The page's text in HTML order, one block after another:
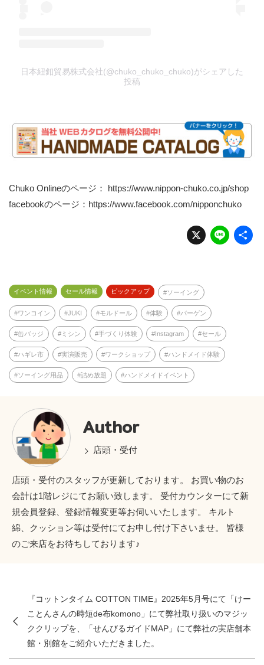
日本紐釦貿易株式会社(@chuko_chuko_chuko)がシェアした
投稿
Chuko Onlineのページ： https://www.nippon-chuko.co.jp/shop
facebookのページ： https://www.facebook.com/nipponchuko
X Li
n
イベント情報 セール情報 ピックアップ ソーイング
ワンコイン JUKI モルドール 体験 バーゲン
缶バッジ ミシン 手づくり体験 Instagram セール
ハギレ市 実演販売 ワークショップ ハンドメイド体験
ソーイング用品 詰め放題 ハンドメイドイベント
Author
店頭・受付
店頭・受付のスタッフが更新しております。 お買い物のお
会計は1階レジにてお願い致します。 受付カウンターにて新
規会員登録、登録情報変更等お伺いいたします。 キルト
綿、クッション等は受付にてお申し付け下さいませ。 皆様
のご来店をお待ちしております♪
『コットンタイム COTTON TIME』2025年5月号にて「けー
ことんさんの時短de布komono」にて弊社取り扱いのマジッ
ククリップを、「せんびるガイドMAP」にて弊社の実店舗本
館・別館をご紹介いただきました。